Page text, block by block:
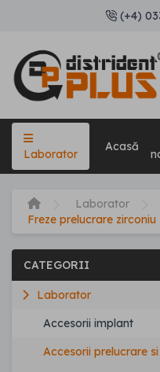
(+4)
Laborator
Acasă
Laborator
Freze prelucrare zirconiu
CATEGORII
Laborator
Accesorii implant
Accesorii prelucrare